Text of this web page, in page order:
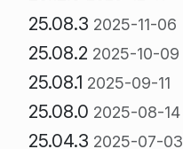
25.08.3 2025-11-06
25.08.2 2025-10-09
25.08.1 2025-09-11
25.08.0 2025-08-14
25.04.3 2025-07-03